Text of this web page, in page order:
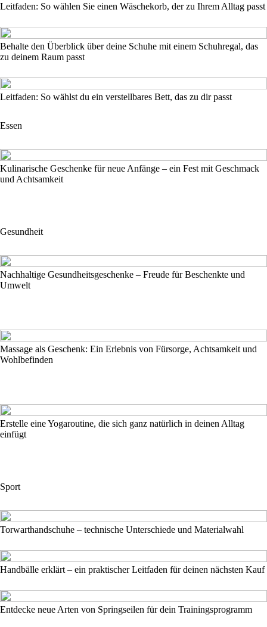
Leitfaden: So wählen Sie einen Wäschekorb, der zu Ihrem Alltag passt
Behalte den Überblick über deine Schuhe mit einem Schuhregal, das
zu deinem Raum passt
Leitfaden: So wählst du ein verstellbares Bett, das zu dir passt
Essen
Kulinarische Geschenke für neue Anfänge – ein Fest mit Geschmack
und Achtsamkeit
Gesundheit
Nachhaltige Gesundheitsgeschenke – Freude für Beschenkte und
Umwelt
Massage als Geschenk: Ein Erlebnis von Fürsorge, Achtsamkeit und
Wohlbefinden
Erstelle eine Yogaroutine, die sich ganz natürlich in deinen Alltag
einfügt
Sport
Torwarthandschuhe – technische Unterschiede und Materialwahl
Handbälle erklärt – ein praktischer Leitfaden für deinen nächsten Kauf
Entdecke neue Arten von Springseilen für dein Trainingsprogramm